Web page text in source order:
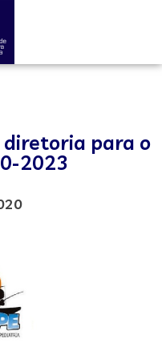
diretoria para o
2023